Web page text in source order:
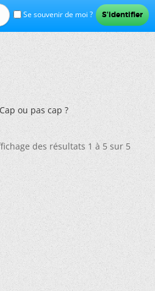
Se souvenir de moi ?
ou pas cap ?
des résultats 1 à 5 sur 5